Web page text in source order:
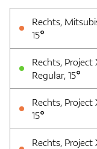
Rechts,
15°
Rechts,
Regular, 15°
Rechts,
15°
Rechts,